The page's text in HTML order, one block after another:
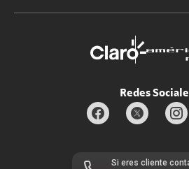
Durabilidad de bienes
Estado de Servicios
Redes
Si eres cliente